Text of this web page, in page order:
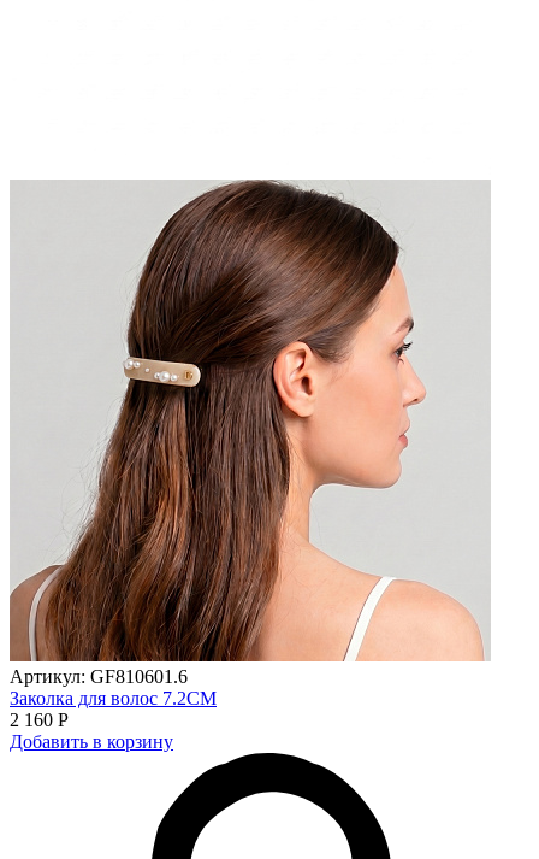
Артикул: GF810601.6
Заколка для волос 7.2CM
2 160 Р
Добавить в корзину